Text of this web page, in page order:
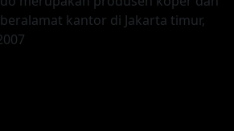
kantor di Jakarta timur,